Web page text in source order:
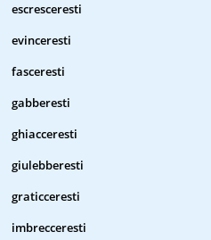
escresceresti
evinceresti
fasceresti
gabberesti
ghiacceresti
giulebberesti
graticceresti
imbrecceresti